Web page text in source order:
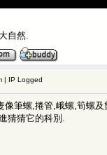
自然.
| IP Logged
像筆螺,捲管,峨螺,筍螺
猜猜它的科別.